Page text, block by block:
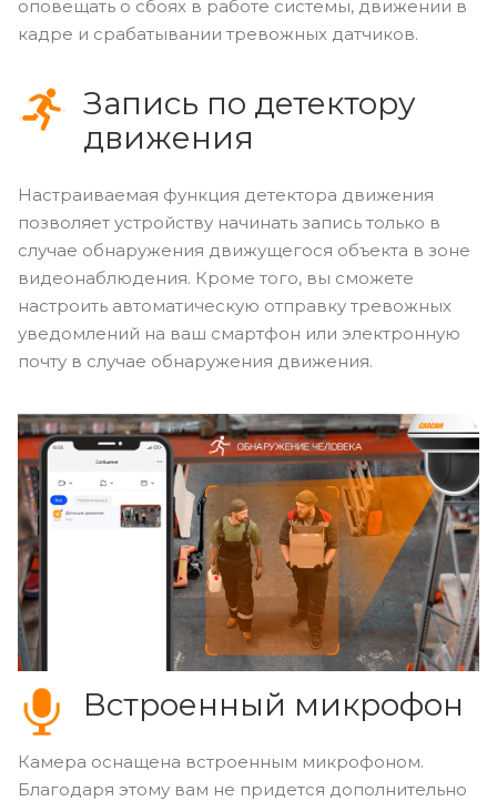
оповещать о сбоях в работе системы, движении в
кадре и срабатывании тревожных датчиков.
Запись по детектору
движения
Настраиваемая функция детектора движения
позволяет устройству начинать запись только в
случае обнаружения движущегося объекта в зоне
видеонаблюдения. Кроме того, вы сможете
настроить автоматическую отправку тревожных
уведомлений на ваш смартфон или электронную
почту в случае обнаружения движения.
Встроенный микрофон
Камера оснащена встроенным микрофоном.
Благодаря этому вам не придется дополнительно